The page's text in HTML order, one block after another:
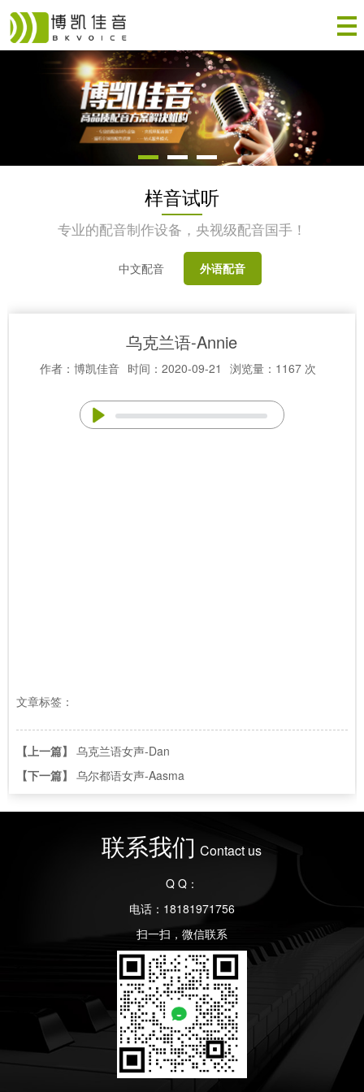
样音试听
专业的配音制作设备，央视级配音国手！
中文配音 外语配音
乌克兰语-Annie
作者：博凯佳音 时间：2020-09-21 浏览量：1167 次
文章标签：
【上一篇】 乌克兰语女声-Dan
【下一篇】 乌尔都语女声-Aasma
联系我们 Contact us
Q Q：
电话：18181971756
扫一扫，微信联系